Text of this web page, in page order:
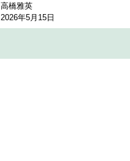
高橋雅英
2026年5月15日